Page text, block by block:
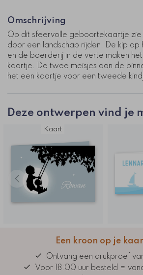
Omschrijving
Op dit sfeervolle geboortekaartje
door een landschap rijden. De kip op
en de boerderij in de verte maken
kaartje. De twee meisjes aan de
het een kaartje voor een tweede
Deze ontwerpen vind je
Kaart
Een kroon op je
Ontvang een drukproef
Voor 18:00 uur besteld =